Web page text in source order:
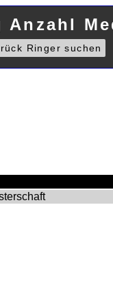
Ringer suchen